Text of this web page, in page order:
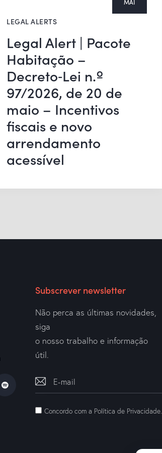
MAI
LEGAL ALERTS
Legal Alert | Pacote
Habitação –
Decreto‑Lei n.º
97/2026, de 20 de
maio – Incentivos
fiscais e novo
arrendamento
acessível
Subscrever newsletter
Não perca as últimas novidades,
siga
o nosso trabalho e informação
útil.
Concordo com a Política de Privacidade.